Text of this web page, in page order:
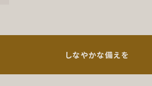
しなやかな備えを